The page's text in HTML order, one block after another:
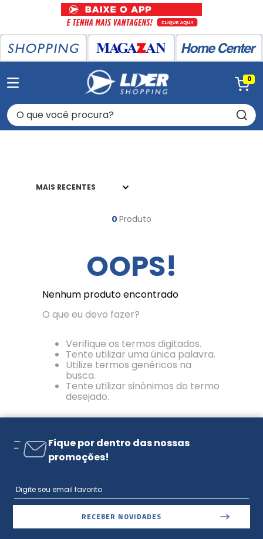
0
O que você procura?
MAIS RECENTES
0 Produto
OOPS!
Nenhum produto encontrado
O que eu devo fazer?
Verifique os termos digitados.
Tente utilizar uma única palavra.
Utilize termos genéricos na
busca.
Tente utilizar sinônimos do termo
desejado.
Fique por dentro das nossas
promoções!
RECEBER NOVIDADES